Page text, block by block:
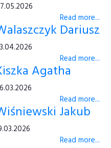
Read more...
Dariusz
Read more...
Agatha
Read more...
Jakub
Read more...